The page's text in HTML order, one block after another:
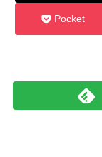
Pocket